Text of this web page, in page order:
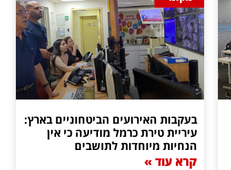
בעקבות האירועים הביטחוניים בארץ:
עיריית טירת כרמל מודיעה כי אין
הנחיות מיוחדות לתושבים
קרא עוד »